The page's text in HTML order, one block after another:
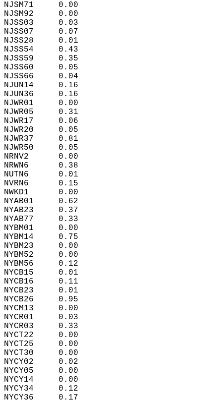
NJSM71     0.00
NJSM92     0.00
NJSS03     0.03
NJSS07     0.07
NJSS28     0.01
NJSS54     0.43
NJSS59     0.35
NJSS60     0.05
NJSS66     0.04
NJUN14     0.16
NJUN36     0.16
NJWR01     0.00
NJWR05     0.31
NJWR17     0.06
NJWR20     0.05
NJWR37     0.81
NJWR50     0.05
NRNV2      0.00
NRWN6      0.38
NUTN6      0.01
NVRN6      0.15
NWKD1      0.00
NYAB01     0.62
NYAB23     0.37
NYAB77     0.33
NYBM01     0.00
NYBM14     0.75
NYBM23     0.00
NYBM52     0.00
NYBM56     0.12
NYCB15     0.01
NYCB16     0.11
NYCB23     0.01
NYCB26     0.95
NYCM13     0.00
NYCR01     0.03
NYCR03     0.33
NYCT22     0.00
NYCT25     0.00
NYCT30     0.00
NYCY02     0.02
NYCY05     0.00
NYCY14     0.00
NYCY34     0.12
NYCY36     0.17